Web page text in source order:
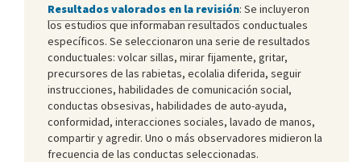
Resultados valorados en la revisión: Se incluyeron
los estudios que informaban resultados conductuales
específicos. Se seleccionaron una serie de resultados
conductuales: volcar sillas, mirar fijamente, gritar,
precursores de las rabietas, ecolalia diferida, seguir
instrucciones, habilidades de comunicación social,
conductas obsesivas, habilidades de auto-ayuda,
conformidad, interacciones sociales, lavado de manos,
compartir y agredir. Uno o más observadores midieron la
frecuencia de las conductas seleccionadas.